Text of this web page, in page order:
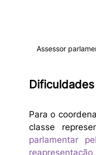
Assessor
Para o
classe
parlamentar